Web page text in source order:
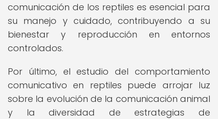
comunicación de los reptiles es esencial para
su manejo y cuidado, contribuyendo a su
bienestar y reproducción en entornos
controlados.
Por último, el estudio del comportamiento
comunicativo en reptiles puede arrojar luz
sobre la evolución de la comunicación animal
y la diversidad de estrategias de